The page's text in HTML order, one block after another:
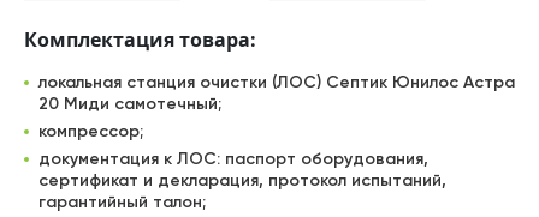
Комплектация товара:
локальная станция очистки (ЛОС) Септик Юнилос Астра
20 Миди самотечный;
компрессор;
документация к ЛОС: паспорт оборудования,
сертификат и декларация, протокол испытаний,
гарантийный талон;